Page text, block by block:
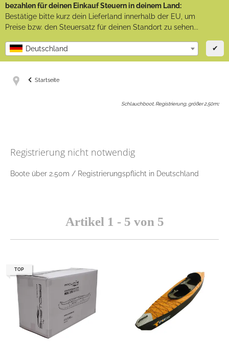
bezahlen für deinen Einkauf Steuern in deinem Land:
Bestätige bitte kurz dein Lieferland innerhalb der EU, um
Preise bzw. den Steuersatz für deinen Standort zu sehen...
Deutschland ✔
Startseite
Schlauchboot, Registrierung, größer 2,50m:
Registrierung nicht notwendig
Boote über 2.50m / Registrierungspflicht in Deutschland
Artikel 1 - 5 von 5
TOP